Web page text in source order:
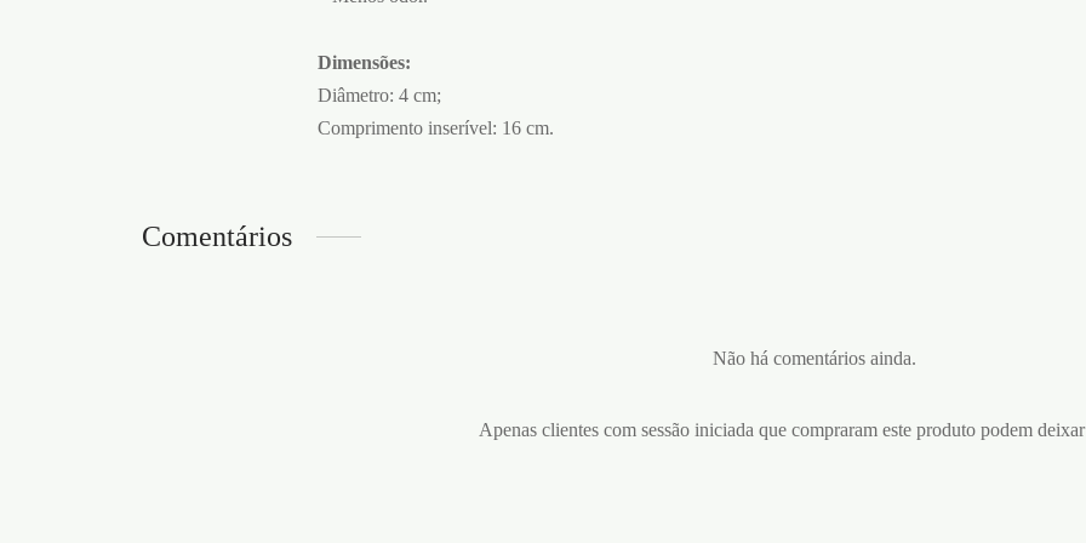
Dimensões:
Diâmetro: 4 cm;
Comprimento inserível: 16 cm.
Comentários
Não há comentários ainda.
Apenas clientes com sessão iniciada que compraram este produto podem